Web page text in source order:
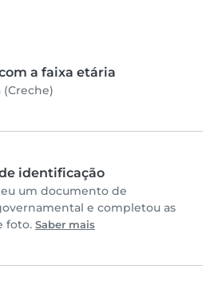
a faixa etária
(Creche)
identificação
um documento de
e completou as
foto. Saber mais